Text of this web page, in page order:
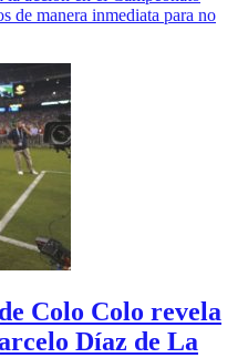
de manera inmediata para no
Colo Colo revela
Díaz de La